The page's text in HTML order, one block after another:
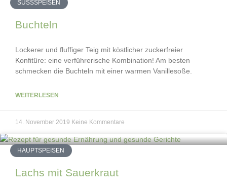
SÜSSSPEISEN
Buchteln
Lockerer und fluffiger Teig mit köstlicher zuckerfreier
Konfitüre: eine verführerische Kombination! Am besten
schmecken die Buchteln mit einer warmen Vanillesoße.
WEITERLESEN
14. November 2019 Keine Kommentare
HAUPTSPEISEN
Lachs mit Sauerkraut